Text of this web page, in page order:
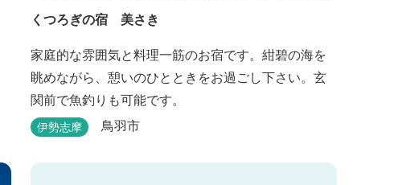
くつろぎの宿 美さき
家庭的な雰囲気と料理一筋のお宿です。紺碧の海を
眺めながら、憩いのひとときをお過ごし下さい。玄
関前で魚釣りも可能です。
伊勢志摩 鳥羽市